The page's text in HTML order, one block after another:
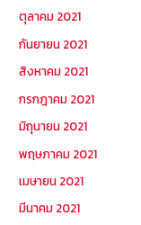
ตุลาคม 2021
กันยายน 2021
สิงหาคม 2021
กรกฎาคม 2021
มิถุนายน 2021
พฤษภาคม 2021
เมษายน 2021
มีนาคม 2021